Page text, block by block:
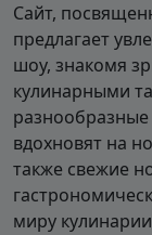
Сайт,
предлагает
шоу, знакомя
кулинарными
вдохновят на
также свежие
миру